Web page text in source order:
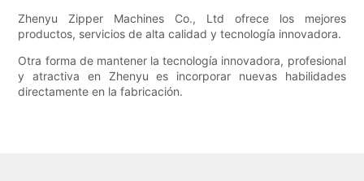
Zhenyu Zipper Machines Co., Ltd ofrece los mejores
productos, servicios de alta calidad y tecnología innovadora.
Otra forma de mantener la tecnología innovadora, profesional
y atractiva en Zhenyu es incorporar nuevas habilidades
directamente en la fabricación.